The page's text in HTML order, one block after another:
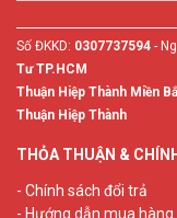
Số ĐKKD: 0307737594 -
Tư TP.HCM
Thuận Hiệp Thành Miền
Thuận Hiệp Thành
THỎA THUẬN &
- Chính sách đổi trả
- Hướng dẫn mua hàng